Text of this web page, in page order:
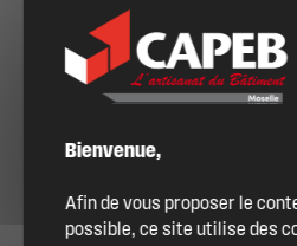
Bienvenue,
Afin de vous proposer le
possible, ce site utilise des